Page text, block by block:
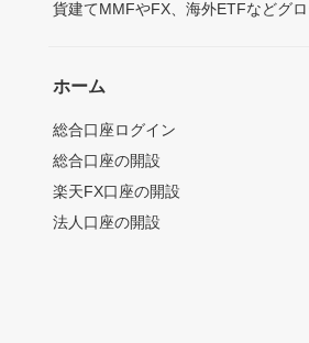
貨建てMMFやFX、海外ETFなどグ
ホーム
総合口座ログイン
総合口座の開設
楽天FX口座の開設
法人口座の開設